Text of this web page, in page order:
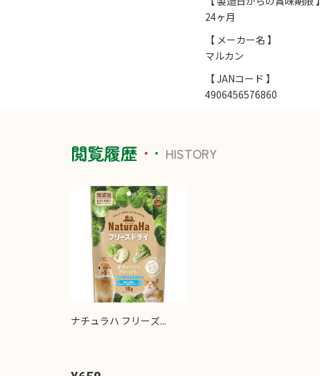
24ヶ月
【 メーカー名 】
マルカン
【 JANコード 】
4906456576860
閲覧履歴 HISTORY
ナチュラハ フリーズ...